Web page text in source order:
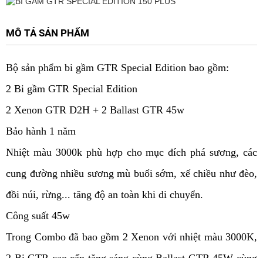
MÔ TẢ SẢN PHẨM
Bộ sản phẩm bi gầm GTR Special Edition bao gồm:
2 Bi gầm GTR Special Edition
2 Xenon GTR D2H + 2 Ballast GTR 45w
Bảo hành 1 năm
Nhiệt màu 3000k phù hợp cho mục đích phá sương, các
cung đường nhiều sương mù buổi sớm, xế chiều như đèo,
đồi núi, rừng... tăng độ an toàn khi di chuyển.
Công suất 45w
Trong Combo đã bao gồm 2 Xenon với nhiệt màu 3000K,